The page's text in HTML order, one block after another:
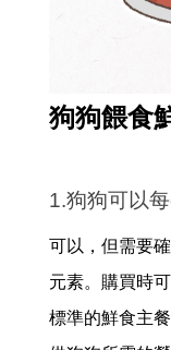
狗狗餵食
1.狗狗可以
可以，但需要
元素。購買時
標準的鮮食主